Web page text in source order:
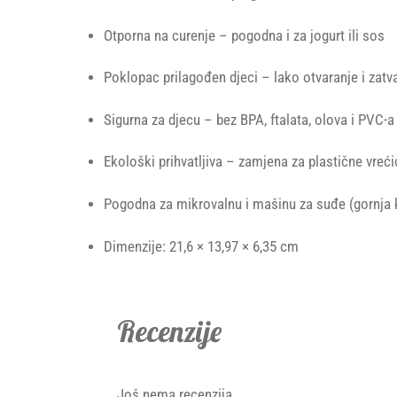
Otporna na curenje – pogodna i za jogurt ili sos
Poklopac prilagođen djeci – lako otvaranje i
Sigurna za djecu – bez BPA, ftalata, olova i PVC-a
Ekološki prihvatljiva – zamjena za plastične
Pogodna za mikrovalnu i mašinu za suđe (gornja
Dimenzije: 21,6 × 13,97 × 6,35 cm
Recenzije